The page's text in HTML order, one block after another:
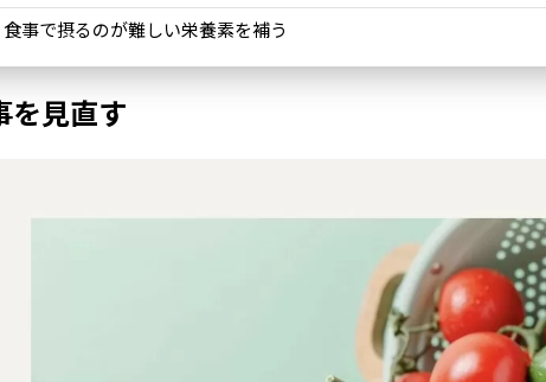
食事で摂るのが難しい栄養素を補う
を見直す